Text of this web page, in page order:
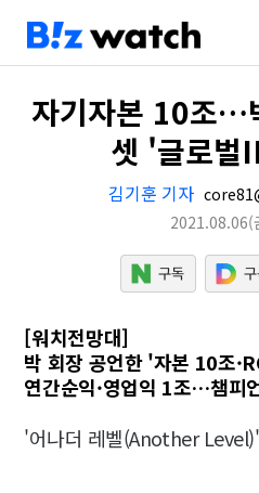
자기자본 10조…
셋 '글로벌
김기훈 기자
2021.08.06(
[워치전망대]
박 회장 공언한 '자본 10조
연간순익·영업익 1조…챔피
'어나더 레벨(Another